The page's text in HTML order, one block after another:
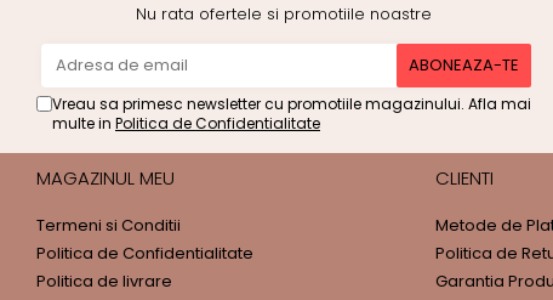
Nu rata ofertele si promotiile noastre
Vreau sa primesc newsletter cu promotiile magazinului. Afla mai
multe in Politica de Confidentialitate
MAGAZINUL MEU
Termeni si Conditii
Politica de Confidentialitate
Politica de livrare
CLIENTI
Metode de
Politica de
Garantia